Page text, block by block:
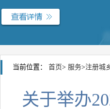
当前位置： 首页> 服务>注册城
关于举办